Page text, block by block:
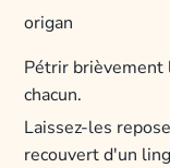
origan
Pétrir brièvement
chacun.
Laissez-les
recouvert d'un